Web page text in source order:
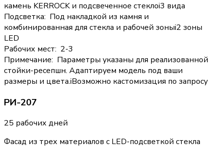
камень KERROCK и подсвеченное стеклоi3 вида
Подсветка: Под накладкой из камня и
комбинированная для стекла и рабочей зоныi2 зоны
LED
Рабочих мест: 2-3
Примечание: Параметры указаны для реализованной
стойки-ресепшн. Адаптируем модель под ваши
размеры и цвета.iВозможно кастомизация по запросу
РИ-207
25 рабочих дней
Фасад из трех материалов с LED-подсветкой стекла